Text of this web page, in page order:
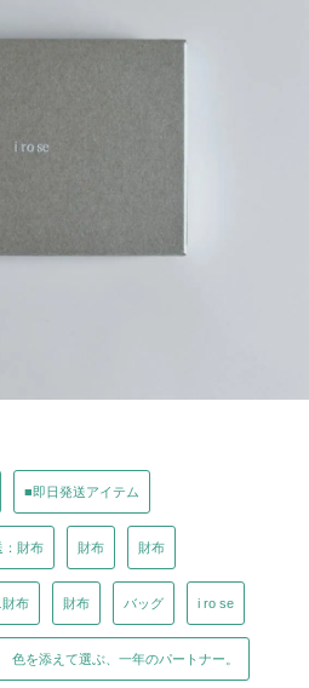
■即日発送アイテム
：財布 財布 財布
財布 財布 バッグ i ro se
色を添えて選ぶ、一年のパートナー。